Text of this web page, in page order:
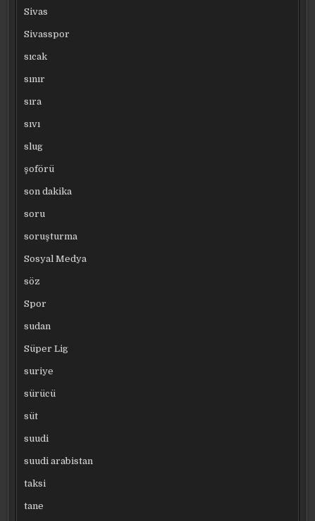
Sivas
Sivasspor
sıcak
sınır
sıra
sıvı
slug
şoförü
son dakika
soru
soruşturma
Sosyal Medya
söz
Spor
sudan
Süper Lig
suriye
sürücü
süt
suudi
suudi arabistan
taksi
tane